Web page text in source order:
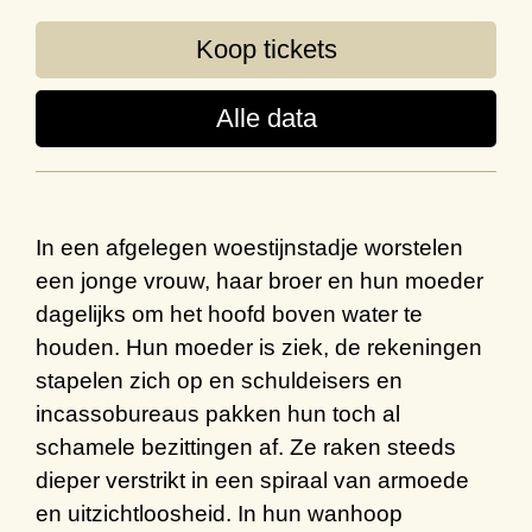
Koop tickets
Alle data
In een afgelegen woestijnstadje worstelen
een jonge vrouw, haar broer en hun moeder
dagelijks om het hoofd boven water te
houden. Hun moeder is ziek, de rekeningen
stapelen zich op en schuldeisers en
incassobureaus pakken hun toch al
schamele bezittingen af. Ze raken steeds
dieper verstrikt in een spiraal van armoede
en uitzichtloosheid. In hun wanhoop